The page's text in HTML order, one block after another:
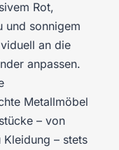
Rot,
und sonnigem
an die
anpassen.
Metallmöbel
– von
– stets